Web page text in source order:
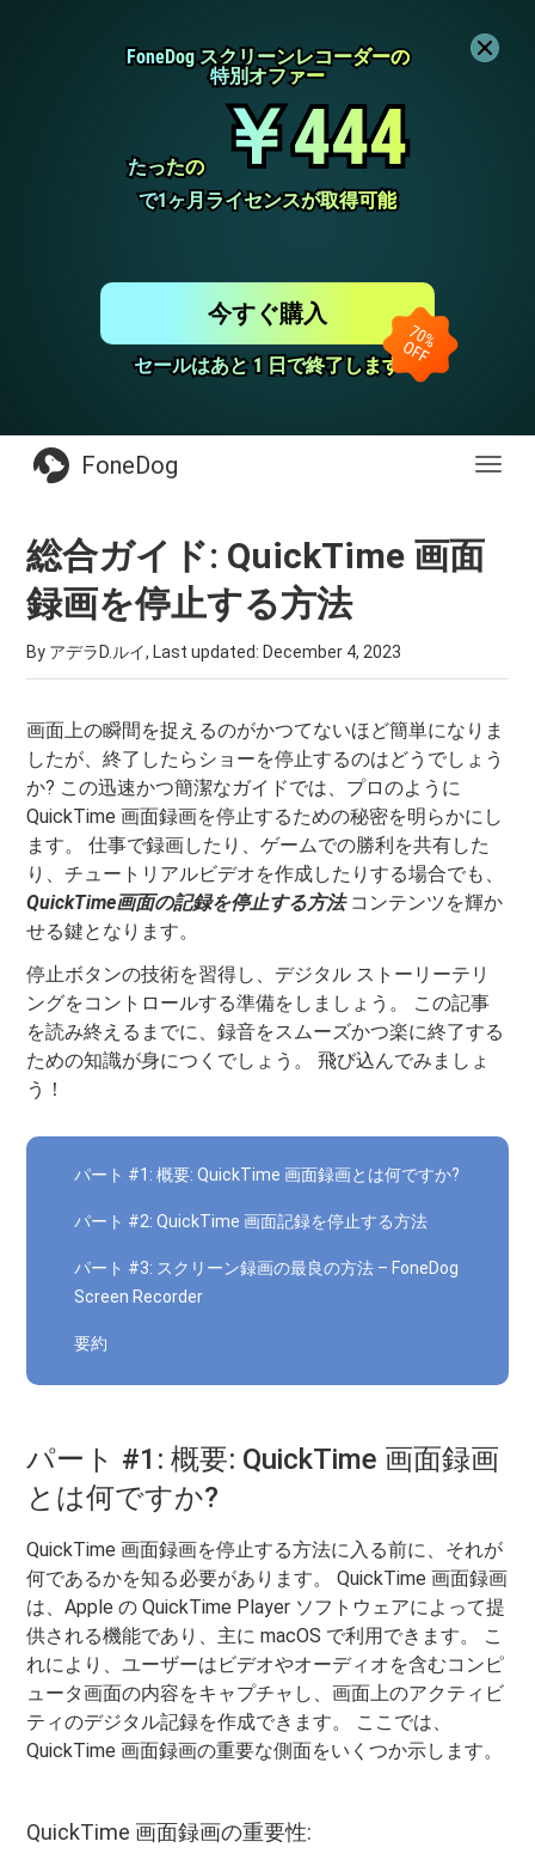
FoneDog スクリーンレコーダーの
FoneDog スクリーンレコーダーの
特別オファー
特別オファー
たったの
たったの ￥444
￥444
で1ヶ月ライセンスが取得可能
で1ヶ月ライセンスが取得可能
セールはあと 1 日で終了します
セールはあと 1 日で終了します
今すぐ購入
FoneDog
総合ガイド: QuickTime 画面
録画を停止する方法
By アデラD.ルイ, Last updated: December 4, 2023
画面上の瞬間を捉えるのがかつてないほど簡単になりま
したが、終了したらショーを停止するのはどうでしょう
か? この迅速かつ簡潔なガイドでは、プロのように
QuickTime 画面録画を停止するための秘密を明らかにし
ます。 仕事で録画したり、ゲームでの勝利を共有した
り、チュートリアルビデオを作成したりする場合でも、
QuickTime画面の記録を停止する方法コンテンツを輝か
せる鍵となります。
停止ボタンの技術を習得し、デジタル ストーリーテリ
ングをコントロールする準備をしましょう。 この記事
を読み終えるまでに、録音をスムーズかつ楽に終了する
ための知識が身につくでしょう。 飛び込んでみましょ
う！
パート #1: 概要: QuickTime 画面録画とは何ですか?
パート #2: QuickTime 画面記録を停止する方法
パート #3: スクリーン録画の最良の方法 – FoneDog
Screen Recorder
要約
パート #1: 概要: QuickTime 画面録画
とは何ですか?
QuickTime 画面録画を停止する方法に入る前に、それが
何であるかを知る必要があります。 QuickTime 画面録画
は、Apple の QuickTime Player ソフトウェアによって提
供される機能であり、主に macOS で利用できます。 こ
れにより、ユーザーはビデオやオーディオを含むコンピ
ュータ画面の内容をキャプチャし、画面上のアクティビ
ティのデジタル記録を作成できます。 ここでは、
QuickTime 画面録画の重要な側面をいくつか示します。
QuickTime 画面録画の重要性: